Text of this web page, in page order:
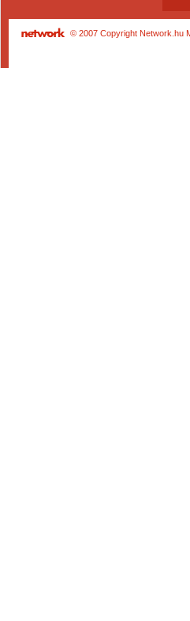
© 2007 Copyright Network.hu